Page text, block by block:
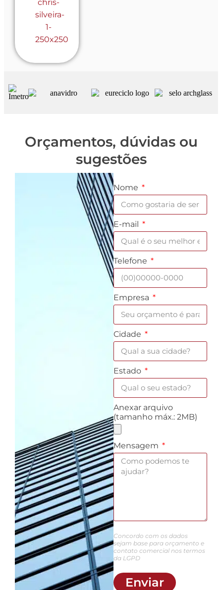
Orçamentos, dúvidas ou
sugestões
Nome
E-mail
Telefone
Empresa
Cidade
Estado
Anexar arquivo
(tamanho máx.: 2MB)
Mensagem
Concordo com os dados
sejam base para orçamento e
contato comercial nos termos
da LGPD
Enviar